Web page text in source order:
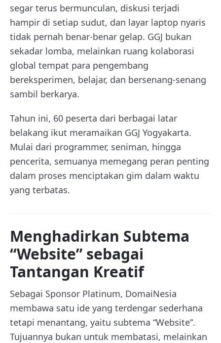
segar terus bermunculan, diskusi terjadi
hampir di setiap sudut, dan layar laptop nyaris
tidak pernah benar-benar gelap. GGJ bukan
sekadar lomba, melainkan ruang kolaborasi
global tempat para pengembang
bereksperimen, belajar, dan bersenang-senang
sambil berkarya.
Tahun ini, 60 peserta dari berbagai latar
belakang ikut meramaikan GGJ Yogyakarta.
Mulai dari programmer, seniman, hingga
pencerita, semuanya memegang peran penting
dalam proses menciptakan gim dalam waktu
yang terbatas.
Menghadirkan Subtema
“Website” sebagai
Tantangan Kreatif
Sebagai Sponsor Platinum, DomaiNesia
membawa satu ide yang terdengar sederhana
tetapi menantang, yaitu subtema “Website”.
Tujuannya bukan untuk membatasi, melainkan